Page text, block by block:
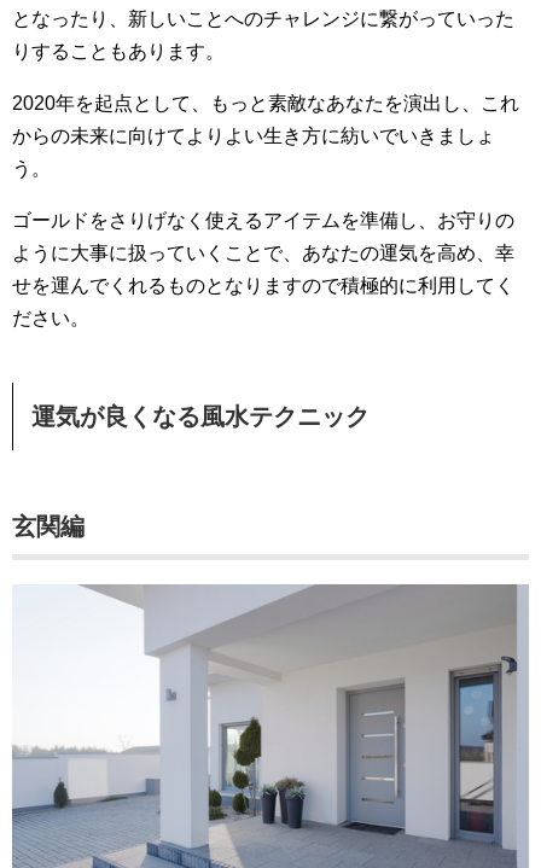
となったり、新しいことへのチャレンジに繋がっていった
りすることもあります。
2020年を起点として、もっと素敵なあなたを演出し、これ
からの未来に向けてよりよい生き方に紡いでいきましょ
う。
ゴールドをさりげなく使えるアイテムを準備し、お守りの
ように大事に扱っていくことで、あなたの運気を高め、幸
せを運んでくれるものとなりますので積極的に利用してく
ださい。
運気が良くなる風水テクニック
玄関編